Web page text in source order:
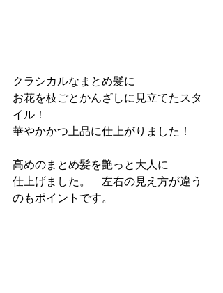
クラシカルなまとめ髪に
お花を枝ごとかんざしに見立てたスタ
イル！
華やかかつ上品に仕上がりました！
高めのまとめ髪を艶っと大人に
仕上げました。　左右の見え方が違う
のもポイントです。